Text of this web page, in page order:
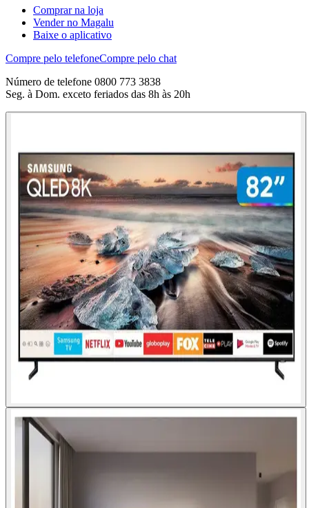
Comprar na loja
Vender no Magalu
Baixe o aplicativo
Compre pelo telefoneCompre pelo chat
Número de telefone 0800 773 3838
Seg. à Dom. exceto feriados das 8h às 20h